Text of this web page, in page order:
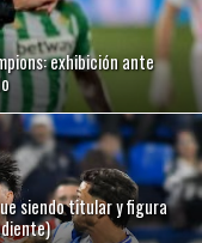
exhibición ante
siendo titular y figura